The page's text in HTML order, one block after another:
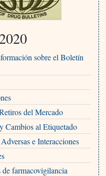
sobre el Boletín
del Mercado
Cambios al Etiquetado
e Interacciones
de farmacovigilancia